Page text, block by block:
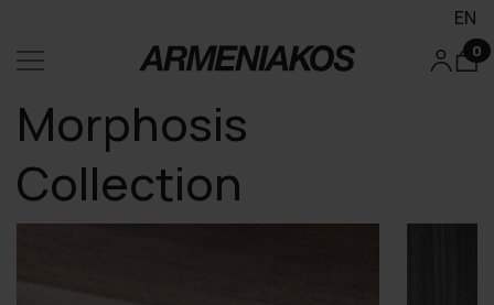
EN
0
Morphosis
Collection